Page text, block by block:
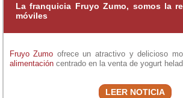
La franquicia Fruyo Zumo, somos la
móviles
Fruyo Zumo ofrece un atractivo y delicioso
alimentación centrado en la venta de yogurt
LEER NOTICIA